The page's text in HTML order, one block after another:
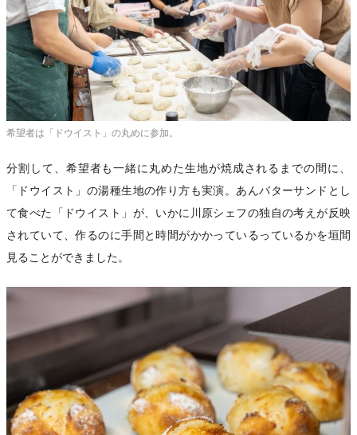
希望者は「ドウイスト」の丸めに参加。
分割して、希望者も一緒に丸めた生地が焼成されるまでの間に、
「ドウイスト」の湯種生地の作り方も実演。あんバターサンドとし
て食べた「ドウイスト」が、いかに川原シェフの独自の考えが反映
されていて、作るのに手間と時間がかかっているっているかを垣間
見ることができました。